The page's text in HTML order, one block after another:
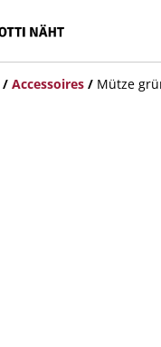
/ Accessoires / Mütze